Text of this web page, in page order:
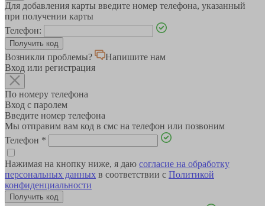
Для добавления карты введите номер телефона, указанный
при получении карты
Телефон:
Возникли проблемы?
Напишите нам
Вход или регистрация
По номеру телефона
Вход с паролем
Введите номер телефона
Мы отправим вам код в смс на телефон или позвоним
Телефон *
Нажимая на кнопку ниже, я даю согласие на обработку
персональных данных в соответствии с Политикой
конфиденциальности